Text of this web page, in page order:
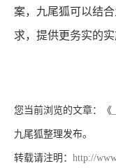
案，九尾狐可以结
求，提供更务实的实
您当前浏览的文章：《
九尾狐整理发布。
转载请注明： http://